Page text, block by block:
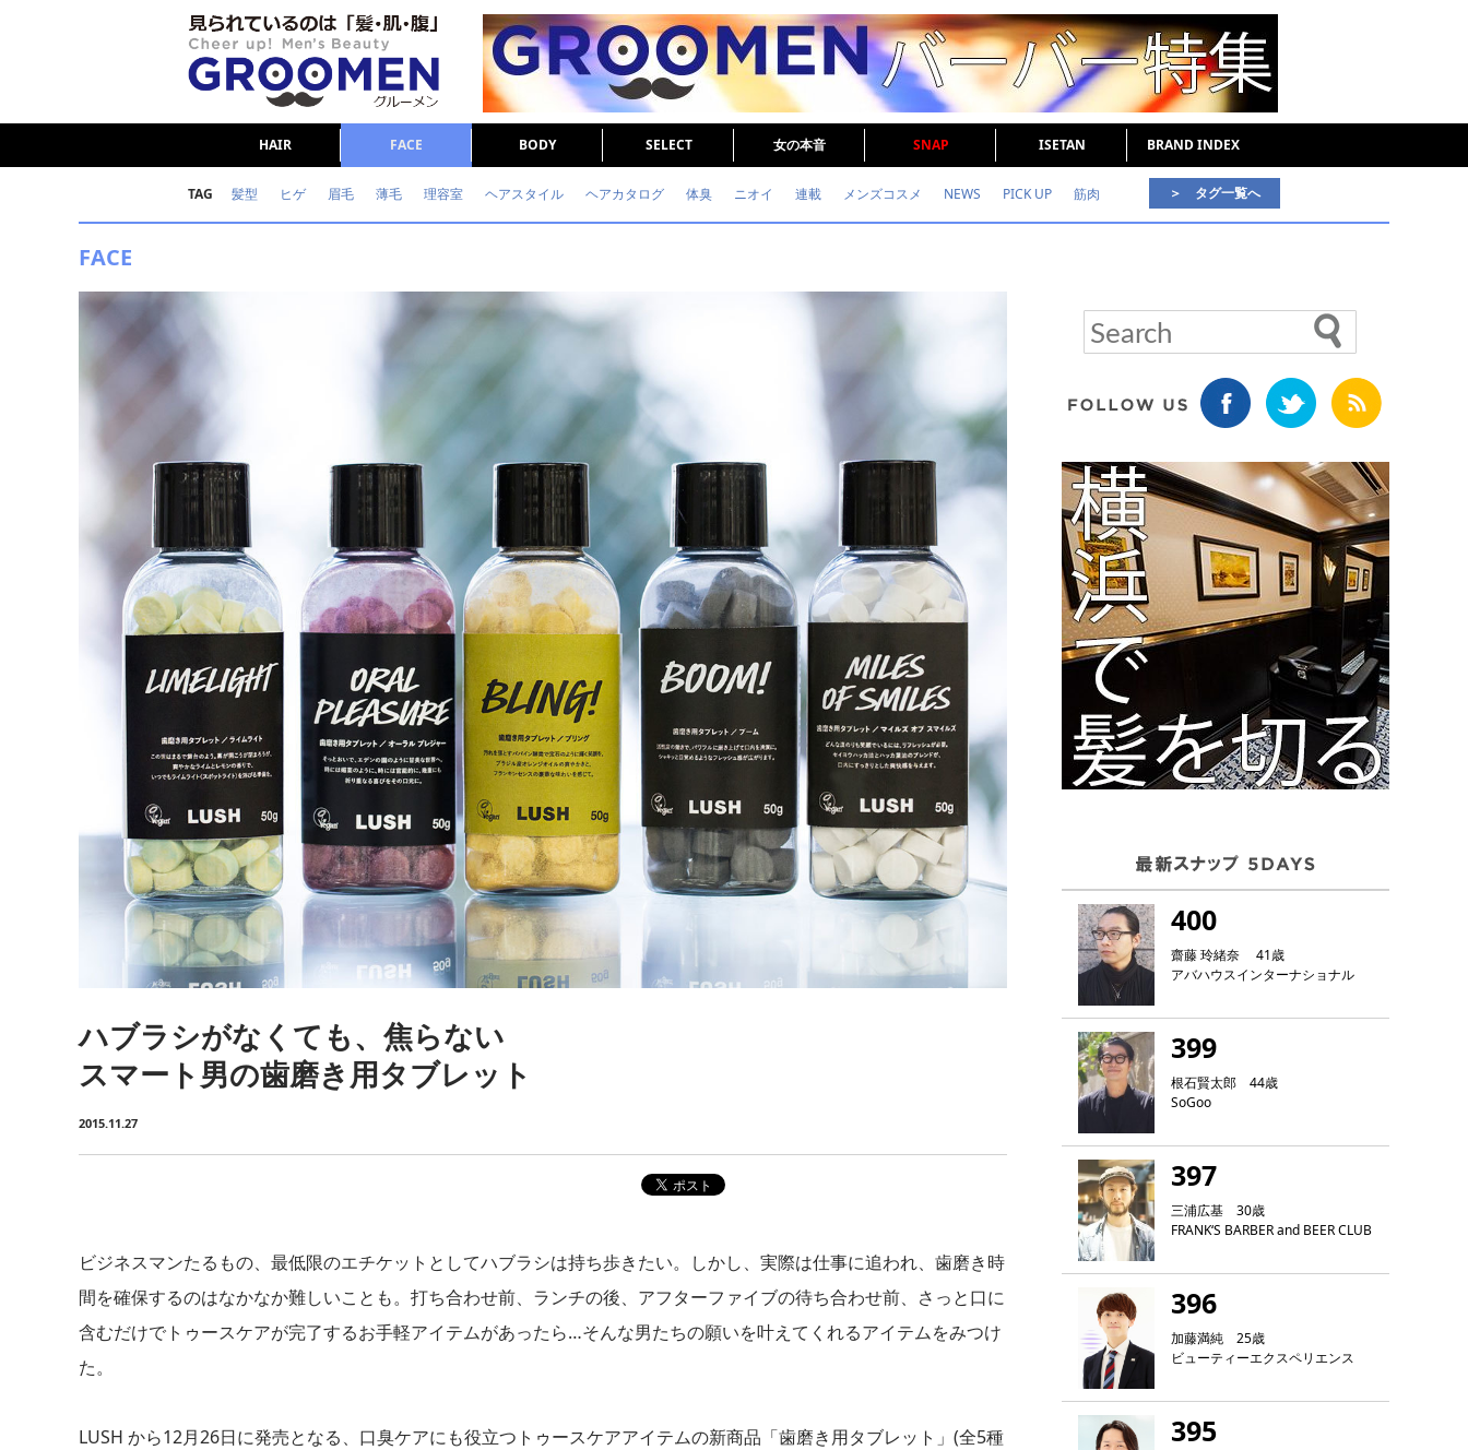
HAIR FACE BODY SELECT 女の本音 SNAP ISETAN BRAND INDEX
TAG 髪型 ヒゲ 眉毛 薄毛 理容室 ヘアスタイル ヘアカタログ 体臭 ニオイ 連載 メンズコスメ NEWS PICK UP 筋肉 ＞ タグ一覧へ
FACE
ハブラシがなくても、焦らない
スマート男の歯磨き用タブレット
2015.11.27
ビジネスマンたるもの、最低限のエチケットとしてハブラシは持ち歩きたい。しかし、実際は仕事に追われ、歯磨き時
間を確保するのはなかなか難しいことも。打ち合わせ前、ランチの後、アフターファイブの待ち合わせ前、さっと口に
含むだけでトゥースケアが完了するお手軽アイテムがあったら…そんな男たちの願いを叶えてくれるアイテムをみつけ
た。
LUSH から12月26日に発売となる、口臭ケアにも役立つトゥースケアアイテムの新商品「歯磨き用タブレット」(全5種
400
齋藤 玲緒奈 41歳
アバハウスインターナショナル
399
根石賢太郎 44歳
SoGoo
397
三浦広基 30歳
FRANK‘S BARBER and BEER CLUB
396
加藤満純 25歳
ビューティーエクスペリエンス
395